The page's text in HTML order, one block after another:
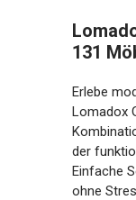
131
Erlebe
Lomadox
der
Einfache
ohne